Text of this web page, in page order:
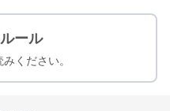
ール
ください。